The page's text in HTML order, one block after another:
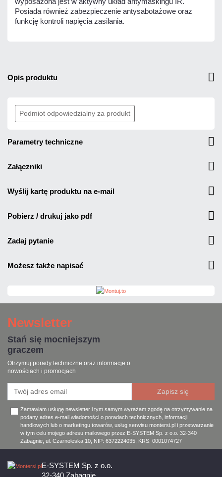
Posiada również zabezpieczenie antysabotażowe oraz
funkcję kontroli napięcia zasilania.
opis produktu
Podmiot odpowiedzialny za produkt
parametry techniczne
załączniki
wyślij kartę produktu na e-mail
pobierz / drukuj jako pdf
zadaj pytanie
możesz także napisać
Newsletter
Stań się mocniejszym
graczem
Otrzymuj porady techniczne oraz informacje o
nowościach i promocjach
Zamawiam usługę newsletter i tym samym wyrażam zgodę na otrzymywanie na
podany adres e-mail wiadomości o poradach technicznych, informacji
handlowych lub o marketingu towarów, usług serwisu montersi.pl i przetwarzanie
w tym celu mojego adresu mailowego przez E-SYSTEM Sp. z o.o. 32-340
Zabagnie, ul. Czarnoleska 10, NIP: 6372224035, KRS: 0001074727
E-SYSTEM Sp. z o.o.
32-340 Zabagnie